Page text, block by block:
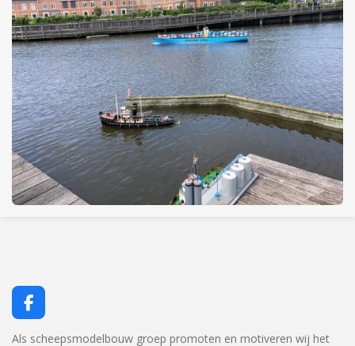
F
a
c
Als scheepsmodelbouw groep promoten en motiveren wij het